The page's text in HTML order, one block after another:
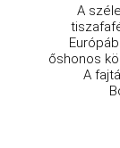
A
őshonos
A